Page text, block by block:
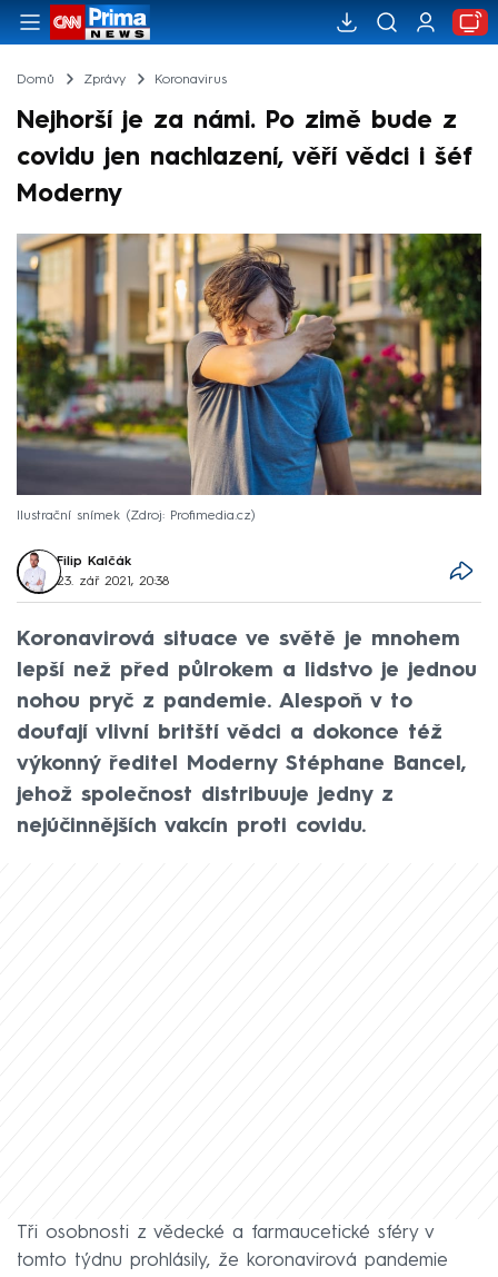
Domů Zprávy Koronavirus
Nejhorší je za námi. Po zimě bude z
covidu jen nachlazení, věří vědci i šéf
Moderny
Ilustrační snímek Zdroj: Profimedia.cz
Filip Kalčák
23. zář 2021, 20:38
Koronavirová situace ve světě je mnohem
lepší než před půlrokem a lidstvo je jednou
nohou pryč z pandemie. Alespoň v to
doufají vlivní britští vědci a dokonce též
výkonný ředitel Moderny Stéphane Bancel,
jehož společnost distribuuje jedny z
nejúčinnějších vakcín proti covidu.
Tři osobnosti z vědecké a farmaucetické sféry v
tomto týdnu prohlásily, že koronavirová pandemie